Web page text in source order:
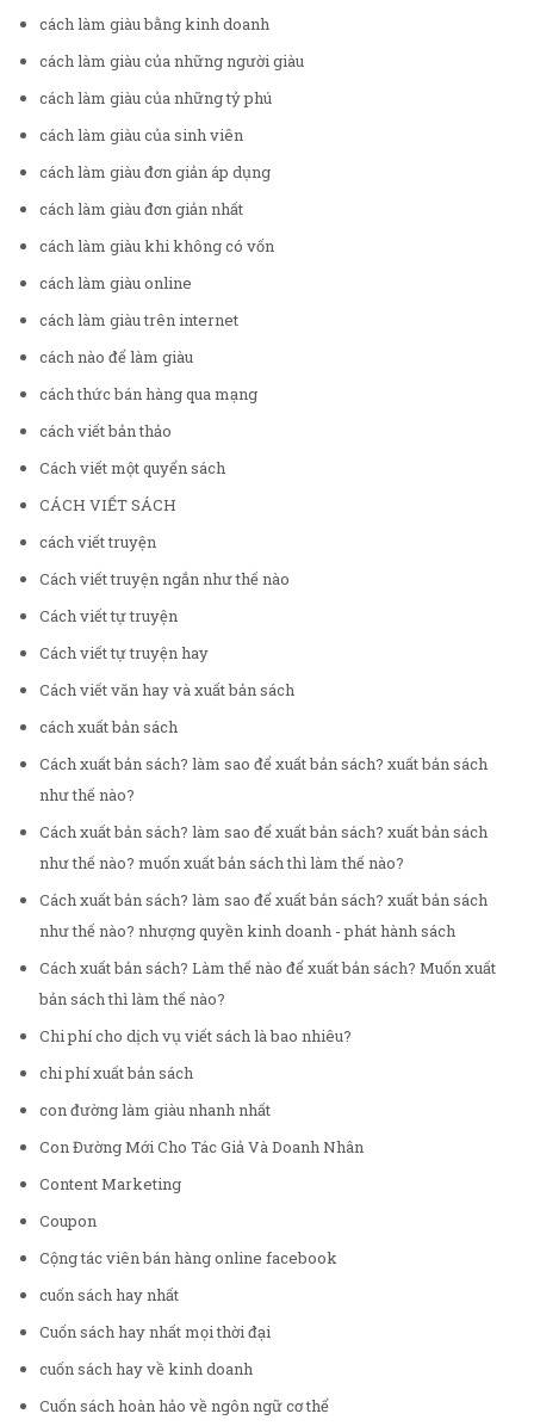
cách làm giàu bằng kinh doanh
cách làm giàu của những người giàu
cách làm giàu của những tỷ phú
cách làm giàu của sinh viên
cách làm giàu đơn giản áp dụng
cách làm giàu đơn giản nhất
cách làm giàu khi không có vốn
cách làm giàu online
cách làm giàu trên internet
cách nào để làm giàu
cách thức bán hàng qua mạng
cách viết bản thảo
Cách viết một quyển sách
CÁCH VIẾT SÁCH
cách viết truyện
Cách viết truyện ngắn như thế nào
Cách viết tự truyện
Cách viết tự truyện hay
Cách viết văn hay và xuất bản sách
cách xuất bản sách
Cách xuất bản sách? làm sao để xuất bản sách? xuất bản sách
như thế nào?
Cách xuất bản sách? làm sao để xuất bản sách? xuất bản sách
như thế nào? muốn xuất bản sách thì làm thế nào?
Cách xuất bản sách? làm sao để xuất bản sách? xuất bản sách
như thế nào? nhượng quyền kinh doanh - phát hành sách
Cách xuất bản sách? Làm thế nào để xuất bản sách? Muốn xuất
bản sách thì làm thế nào?
Chi phí cho dịch vụ viết sách là bao nhiêu?
chi phí xuất bản sách
con đường làm giàu nhanh nhất
Con Đường Mới Cho Tác Giả Và Doanh Nhân
Content Marketing
Coupon
Cộng tác viên bán hàng online facebook
cuốn sách hay nhất
Cuốn sách hay nhất mọi thời đại
cuốn sách hay về kinh doanh
Cuốn sách hoàn hảo về ngôn ngữ cơ thể